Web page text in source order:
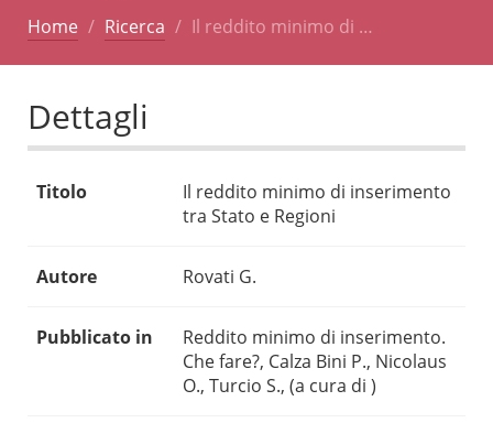
Home Ricerca Il reddito minimo di …
Dettagli
Titolo
Il reddito minimo di inserimento
tra Stato e Regioni
Autore Rovati G.
Pubblicato in
Reddito minimo di inserimento.
Che fare?, Calza Bini P., Nicolaus
O., Turcio S., (a cura di )